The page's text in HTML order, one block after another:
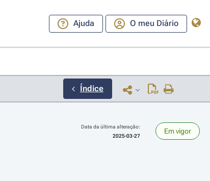
Ajuda O meu Diário
Índice
Data da última alteração:
2025-03-27
Em vigor